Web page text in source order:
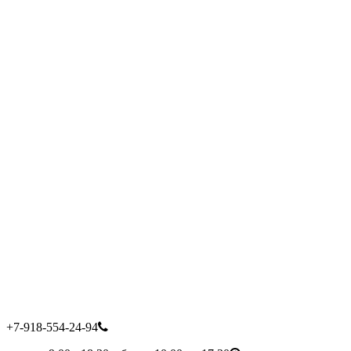
+7-918-554-24-94